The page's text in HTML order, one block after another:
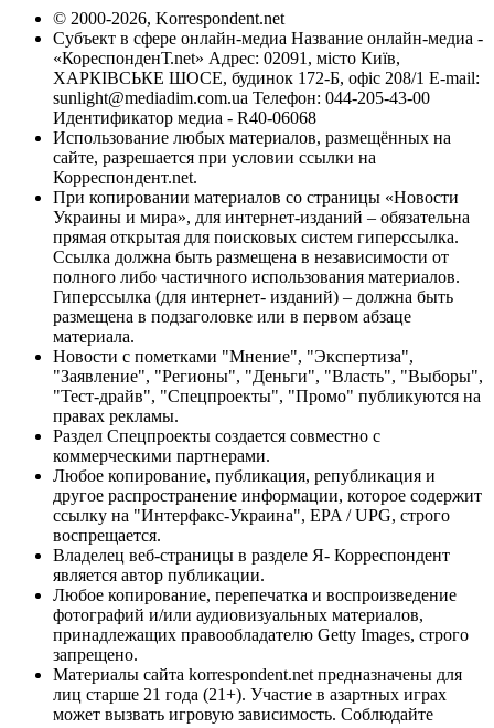
© 2000-2026, Korrespondent.net
Субъект в сфере онлайн-медиа Название онлайн-медиа -
«КореспонденТ.net» Адрес: 02091, місто Київ,
ХАРКІВСЬКЕ ШОСЕ, будинок 172-Б, офіс 208/1 E-mail:
sunlight@mediadim.com.ua Телефон: 044-205-43-00
Идентификатор медиа - R40-06068
Использование любых материалов, размещённых на
сайте, разрешается при условии ссылки на
Корреспондент.net.
При копировании материалов со страницы «Новости
Украины и мира», для интернет-изданий – обязательна
прямая открытая для поисковых систем гиперссылка.
Ссылка должна быть размещена в независимости от
полного либо частичного использования материалов.
Гиперссылка (для интернет- изданий) – должна быть
размещена в подзаголовке или в первом абзаце
материала.
Новости с пометками "Мнение", "Экспертиза",
"Заявление", "Регионы", "Деньги", "Власть", "Выборы",
"Тест-драйв", "Спецпроекты", "Промо" публикуются на
правах рекламы.
Раздел Спецпроекты создается совместно с
коммерческими партнерами.
Любое копирование, публикация, републикация и
другое распространение информации, которое содержит
ссылку на "Интерфакс-Украина", EPA / UPG, строго
воспрещается.
Владелец веб-страницы в разделе Я- Корреспондент
является автор публикации.
Любое копирование, перепечатка и воспроизведение
фотографий и/или аудиовизуальных материалов,
принадлежащих правообладателю Getty Images, строго
запрещено.
Материалы сайта korrespondent.net предназначены для
лиц старше 21 года (21+). Участие в азартных играх
может вызвать игровую зависимость. Соблюдайте